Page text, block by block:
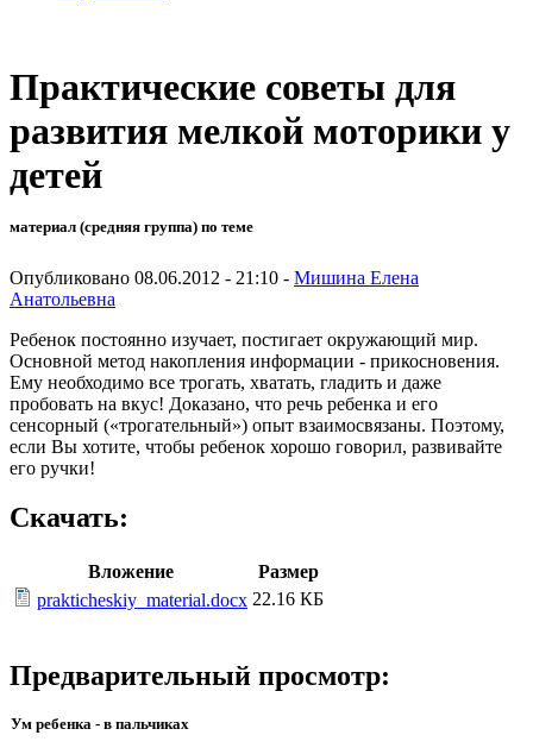
Практические советы для
развития мелкой моторики у
детей
материал (средняя группа) по теме
Опубликовано 08.06.2012 - 21:10 - Мишина Елена
Анатольевна
Ребенок постоянно изучает, постигает окружающий мир.
Основной метод накопления информации - прикосновения.
Ему необходимо все трогать, хватать, гладить и даже
пробовать на вкус! Доказано, что речь ребенка и его
сенсорный («трогательный») опыт взаимосвязаны. Поэтому,
если Вы хотите, чтобы ребенок хорошо говорил, развивайте
его ручки!
Скачать:
Вложение
Размер
prakticheskiy_material.docx 22.16 КБ
Предварительный просмотр:
Ум ребенка - в пальчиках